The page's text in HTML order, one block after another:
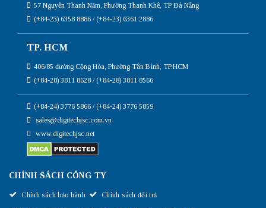
57 Nguyễn Thanh Năm, Phường Thanh Khê, TP Đà Nẵng
(+84-23) 6358 8886 / (+84-23) 6361 2886
TP. HCM
406/85 đường Cộng Hòa, Phường Tân Bình, TP.HCM
(+84-28) 3811 8628 / (+84-28) 3811 8566
(+84-24) 3776 5866 / (+84-24) 3776 5859
sales@digitechjsc.com.vn
www.digitechjsc.net
CHÍNH SÁCH CÔNG TY
Chính sách bảo hành Chính sách đổi trả